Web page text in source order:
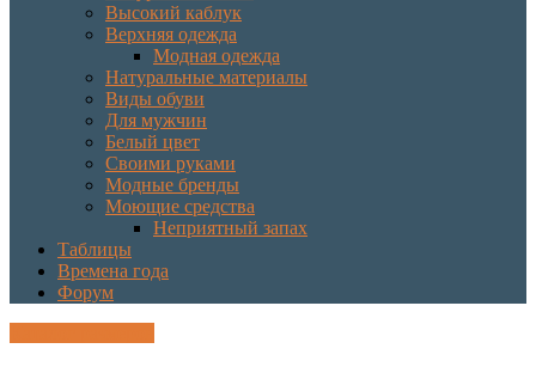
Высокий каблук
Верхняя одежда
Модная одежда
Натуральные материалы
Виды обуви
Для мужчин
Белый цвет
Своими руками
Модные бренды
Моющие средства
Неприятный запах
Таблицы
Времена года
Форум